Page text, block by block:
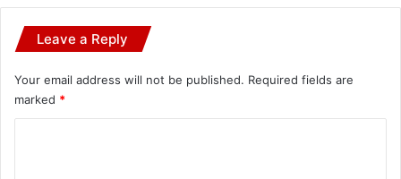
Leave a Reply
Your email address will not be published. Required fields are
marked *